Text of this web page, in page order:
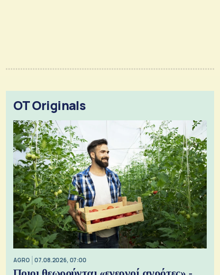
OT Originals
AGRO 07.08.2026, 07:00